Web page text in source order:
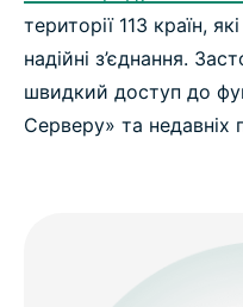
території 113 країн,
надійні з’єднання.
швидкий доступ до
Серверу» та недавніх